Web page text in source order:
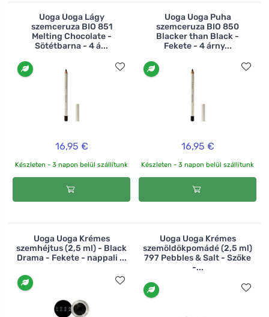
Uoga Uoga Lágy
szemceruza BIO 851
Melting Chocolate -
Sötétbarna - 4 á...
16,95 €
Készleten - 3 napon belül szállítunk
Uoga Uoga Puha
szemceruza BIO 850
Blacker than Black -
Fekete - 4 árny...
16,95 €
Készleten - 3 napon belül szállítunk
Uoga Uoga Krémes
szemhéjtus (2,5 ml) - Black
Drama - Fekete - nappali ...
Uoga Uoga Krémes
szemöldökpomádé (2,5 ml)
797 Pebbles & Salt - Szőke
-...